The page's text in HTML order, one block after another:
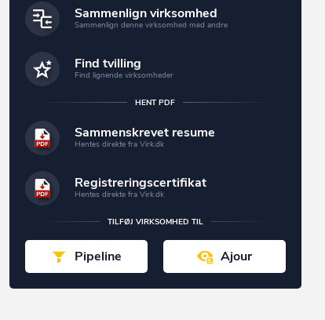
Sammenlign virksomhed
Sammenlign denne virksomhed med andre
Find tvilling
Find lignende virksomheder
HENT PDF
Sammenskrevet resume
Hentes direkte fra Virk.dk
Registreringscertifikat
Hentes direkte fra Virk.dk
TILFØJ VIRKSOMHED TIL
Pipeline Ajour